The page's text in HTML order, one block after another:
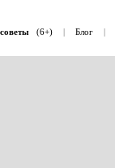
(6+) | Блог |